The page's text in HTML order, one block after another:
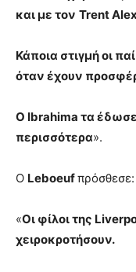
και με τον Trent
Κάποια στιγμή οι
όταν έχουν
Ο Ibrahima τα
περισσότερα».
Ο Leboeufπρόσθεσε:
«Οι φίλοι της
χειροκροτήσουν.